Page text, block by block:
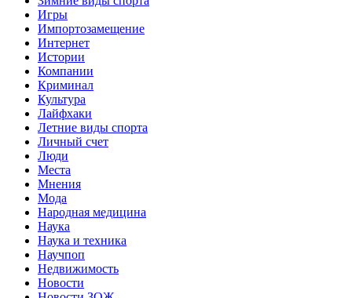
Игры
Импортозамещение
Интернет
Истории
Компании
Криминал
Культура
Лайфхаки
Летние виды спорта
Личный счет
Люди
Места
Мнения
Мода
Народная медицина
Наука
Наука и техника
Научпоп
Недвижимость
Новости